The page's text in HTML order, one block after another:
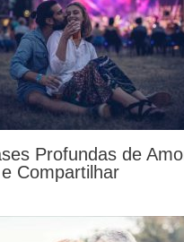
Profundas de
Compartilhar